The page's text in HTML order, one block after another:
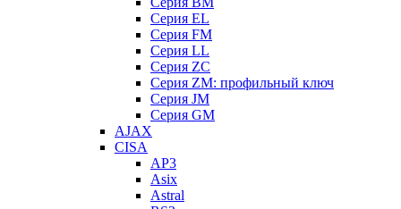
Серия EL
Серия FM
Серия LL
Серия ZC
Серия ZM: профильный ключ
Серия JM
Серия GM
AJAX
CISA
AP3
Asix
Astral